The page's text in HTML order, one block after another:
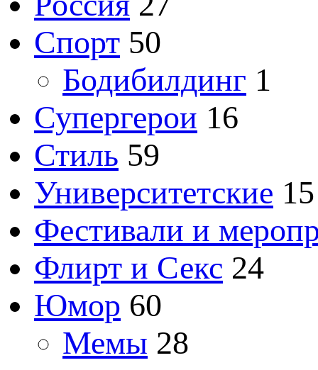
Спорт 50
Бодибилдинг 1
Супергерои 16
Стиль 59
Университетские 15
Фестивали и
Флирт и Секс 24
Юмор 60
Мемы 28